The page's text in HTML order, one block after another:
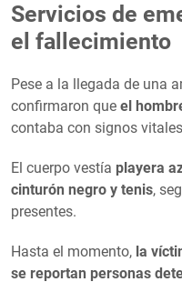
Servicios de
el fallecimiento
Pese a la llegada de una
confirmaron que el
contaba con signos
El cuerpo vestía playera
cinturón negro y tenis,
presentes.
Hasta el momento, la
se reportan personas